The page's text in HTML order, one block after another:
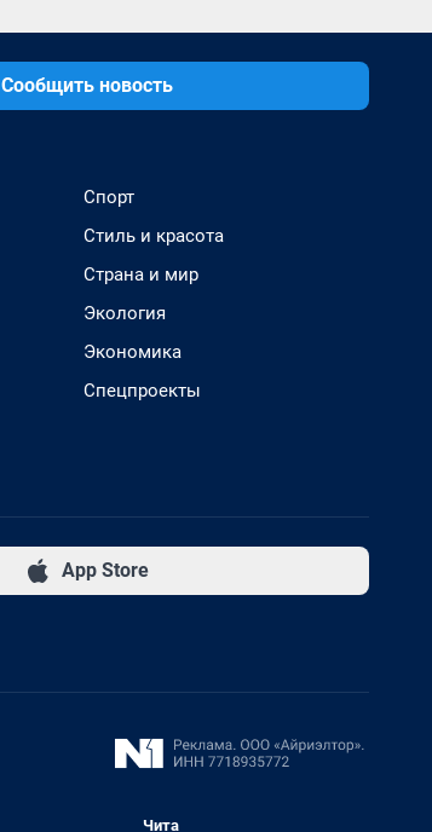
Сообщить новость
Спорт
Стиль и красота
Страна и мир
Экология
Экономика
Спецпроекты
App Store
Чита